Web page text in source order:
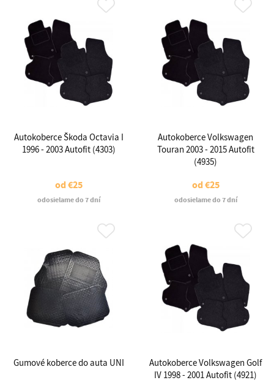
Autokoberce Škoda Octavia I
1996 - 2003 Autofit (4303)
od€25
odosielame do 7 dní
Autokoberce Volkswagen
Touran 2003 - 2015 Autofit
(4935)
od€25
odosielame do 7 dní
Gumové koberce do auta UNI
Autokoberce Volkswagen Golf
IV 1998 - 2001 Autofit (4921)